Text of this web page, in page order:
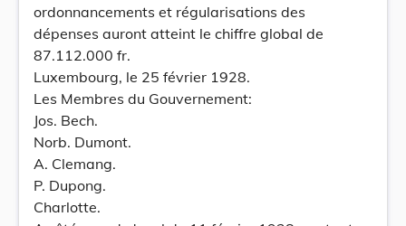
ordonnancements et régularisations des
dépenses auront atteint le chiffre global de
87.112.000 fr.
Luxembourg, le 25 février 1928.
Les Membres du Gouvernement:
Jos. Bech.
Norb. Dumont.
A. Clemang.
P. Dupong.
Charlotte.